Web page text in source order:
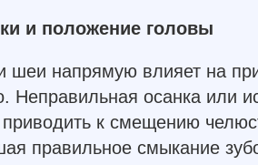
и положение головы
шеи напрямую влияет на
Неправильная осанка или
приводить к смещению
правильное смыкание